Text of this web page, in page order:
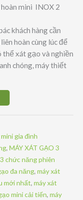
mini INOX 2
khách hàng cần
hoàn cùng lúc để
xát gạo và nghiền
chóng, máy thiết
gia đình
, MÁY XÁT GẠO 3
chức năng phiên
đa năng, máy xát
mới nhất, máy xát
mini cải tiến, máy